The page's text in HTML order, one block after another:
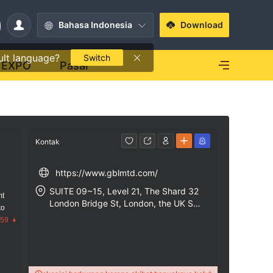
Bahasa Indonesia
language? Switch
Download
EXPO Pasar
Kontak
https://www.gblmtd.com/
SUITE 09~15, Level 21, The Shard 32
London Bridge St, London, the UK SE